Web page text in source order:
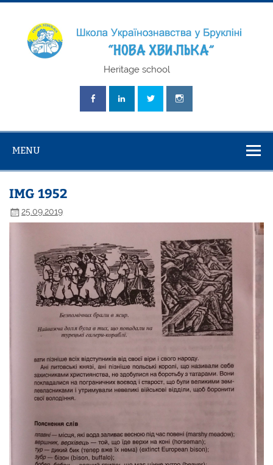
Skip
"Нова
Heritage school
MENU
IMG 1952
25.09.2019